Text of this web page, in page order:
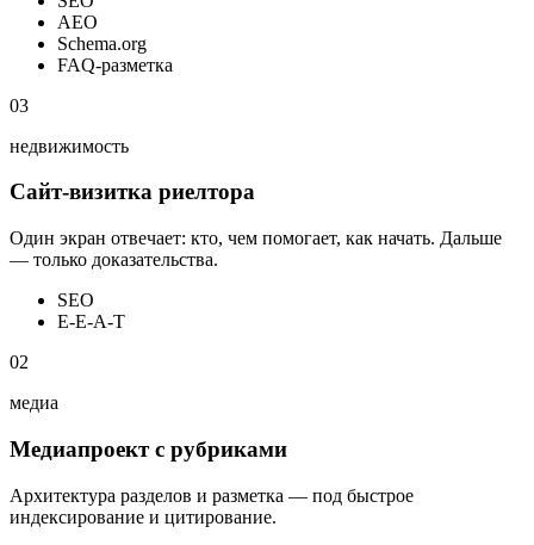
AEO
Schema.org
FAQ-разметка
03
недвижимость
Сайт-визитка риелтора
Один экран отвечает: кто, чем помогает, как начать. Дальше
— только доказательства.
SEO
E-E-A-T
02
медиа
Медиапроект с рубриками
Архитектура разделов и разметка — под быстрое
индексирование и цитирование.